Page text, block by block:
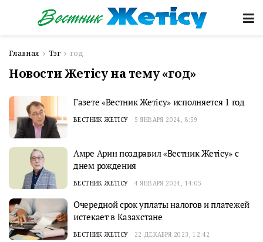
Главная Тэг год
Новости Жетісу на тему «год»
Газете «Вестник Жетiсу» исполняется 1 год
ВЕСТНИК ЖЕТІСУ 5 ЯНВАРЯ 2024, 8:59
Амре Арин поздравил «Вестник Жетiсу» с
днем рождения
ВЕСТНИК ЖЕТІСУ 4 ЯНВАРЯ 2024, 14:05
Очередной срок уплаты налогов и платежей
истекает в Казахстане
ВЕСТНИК ЖЕТІСУ 22 ДЕКАБРЯ 2023, 12:42